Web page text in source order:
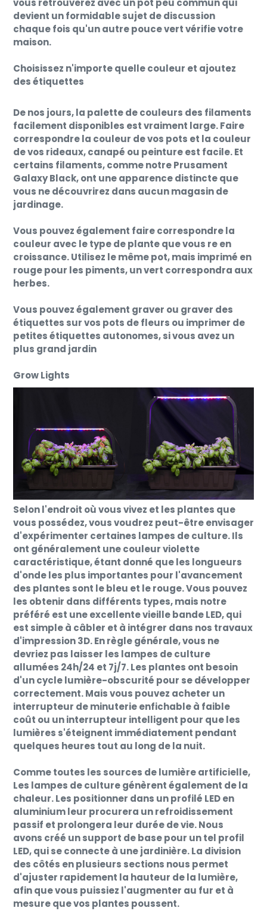
vous retrouverez avec un pot peu commun qui
devient un formidable sujet de discussion
chaque fois qu'un autre pouce vert vérifie votre
maison.
Choisissez n'importe quelle couleur et ajoutez
des étiquettes
De nos jours, la palette de couleurs des filaments
facilement disponibles est vraiment large. Faire
correspondre la couleur de vos pots et la couleur
de vos rideaux, canapé ou peinture est facile. Et
certains filaments, comme notre Prusament
Galaxy Black, ont une apparence distincte que
vous ne découvrirez dans aucun magasin de
jardinage.
Vous pouvez également faire correspondre la
couleur avec le type de plante que vous re en
croissance. Utilisez le même pot, mais imprimé en
rouge pour les piments, un vert correspondra aux
herbes.
Vous pouvez également graver ou graver des
étiquettes sur vos pots de fleurs ou imprimer de
petites étiquettes autonomes, si vous avez un
plus grand jardin
Grow Lights
Selon l'endroit où vous vivez et les plantes que
vous possédez, vous voudrez peut-être envisager
d'expérimenter certaines lampes de culture. Ils
ont généralement une couleur violette
caractéristique, étant donné que les longueurs
d'onde les plus importantes pour l'avancement
des plantes sont le bleu et le rouge. Vous pouvez
les obtenir dans différents types, mais notre
préféré est une excellente vieille bande LED, qui
est simple à câbler et à intégrer dans nos travaux
d'impression 3D. En règle générale, vous ne
devriez pas laisser les lampes de culture
allumées 24h/24 et 7j/7. Les plantes ont besoin
d'un cycle lumière-obscurité pour se développer
correctement. Mais vous pouvez acheter un
interrupteur de minuterie enfichable à faible
coût ou un interrupteur intelligent pour que les
lumières s'éteignent immédiatement pendant
quelques heures tout au long de la nuit.
Comme toutes les sources de lumière artificielle,
Les lampes de culture génèrent également de la
chaleur. Les positionner dans un profilé LED en
aluminium leur procurera un refroidissement
passif et prolongera leur durée de vie. Nous
avons créé un support de base pour un tel profil
LED, qui se connecte à une jardinière. La division
des côtés en plusieurs sections nous permet
d'ajuster rapidement la hauteur de la lumière,
afin que vous puissiez l'augmenter au fur et à
mesure que vos plantes poussent.